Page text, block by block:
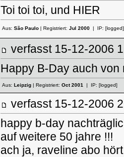
Toi toi toi, und HIER
Aus: São Paulo| Registriert: Jul 2000| IP: [logged]
verfasst 15-12-
Happy B-Day auch von
Aus: Leipzig| Registriert: Oct 2001| IP: [logged]
verfasst 15-12-
happy b-day
auf weitere 50 jahre !!!
ach ja, raveline abo